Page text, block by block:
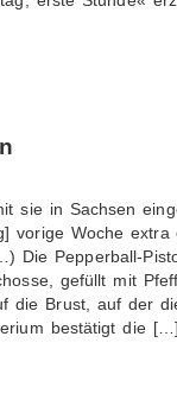
sie in Sachsen
vorige Woche extra
Die Pepperball-
gefüllt mit
die Brust, auf der
bestätigt die